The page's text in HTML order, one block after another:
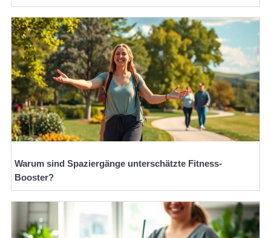
Warum sind Spaziergänge unterschätzte Fitness-
Booster?